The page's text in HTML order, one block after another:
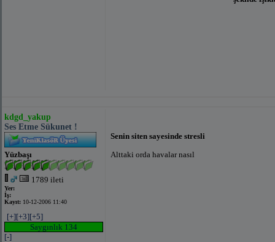
kdgd_yakup
Ses Etme Sükunet !
Yüzbaşı
1789 ileti
Yer:
İş:
Kayıt: 10-12-2006 11:40
[+][+3][+5]
Saygınlık 134
[-]
Senin siten sayesinde stresli
Alttaki orda havalar nasıl